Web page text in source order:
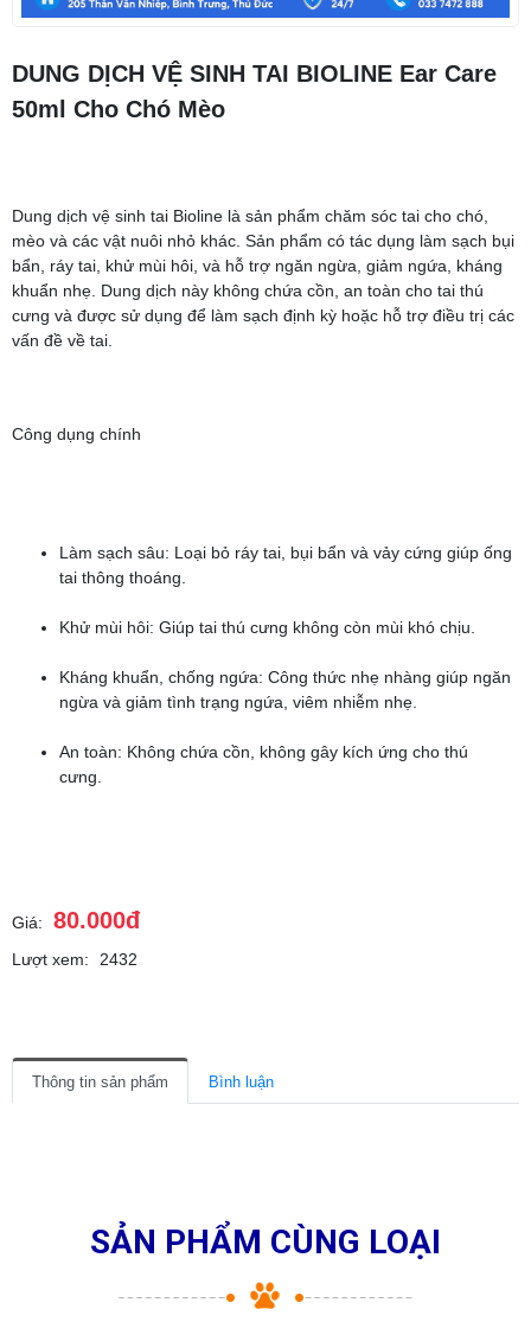
DUNG DỊCH VỆ SINH TAI BIOLINE Ear Care
50ml Cho Chó Mèo
Dung dịch vệ sinh tai Bioline là sản phẩm chăm sóc tai cho chó,
mèo và các vật nuôi nhỏ khác. Sản phẩm có tác dụng làm sạch bụi
bẩn, ráy tai, khử mùi hôi, và hỗ trợ ngăn ngừa, giảm ngứa, kháng
khuẩn nhẹ. Dung dịch này không chứa cồn, an toàn cho tai thú
cưng và được sử dụng để làm sạch định kỳ hoặc hỗ trợ điều trị các
vấn đề về tai.
Công dụng chính
Làm sạch sâu: Loại bỏ ráy tai, bụi bẩn và vảy cứng giúp ống
tai thông thoáng.
Khử mùi hôi: Giúp tai thú cưng không còn mùi khó chịu.
Kháng khuẩn, chống ngứa: Công thức nhẹ nhàng giúp ngăn
ngừa và giảm tình trạng ngứa, viêm nhiễm nhẹ.
An toàn: Không chứa cồn, không gây kích ứng cho thú
cưng.
Giá: 80.000đ
Lượt xem: 2432
Thông tin sản phẩm Bình luận
SẢN PHẨM CÙNG LOẠI